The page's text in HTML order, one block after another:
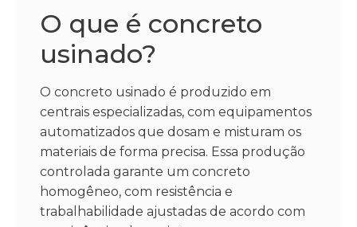
O que é concreto
usinado?
O concreto usinado é produzido em
centrais especializadas, com equipamentos
automatizados que dosam e misturam os
materiais de forma precisa. Essa produção
controlada garante um concreto
homogêneo, com resistência e
trabalhabilidade ajustadas de acordo com